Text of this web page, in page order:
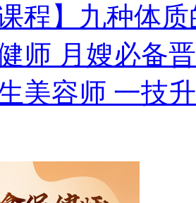
课程】九种体
师 月嫂必备
美容师 一技